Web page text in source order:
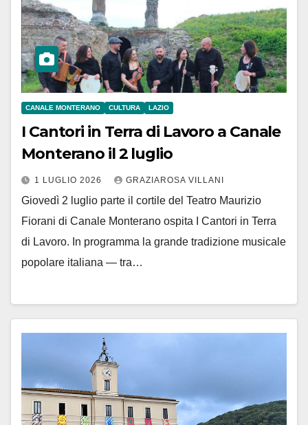
CANALE MONTERANO CULTURA LAZIO
I Cantori in Terra di Lavoro a Canale
Monterano il 2 luglio
1 LUGLIO 2026 GRAZIAROSA VILLANI
Giovedì 2 luglio parte il cortile del Teatro Maurizio
Fiorani di Canale Monterano ospita I Cantori in Terra
di Lavoro. In programma la grande tradizione musicale
popolare italiana — tra…